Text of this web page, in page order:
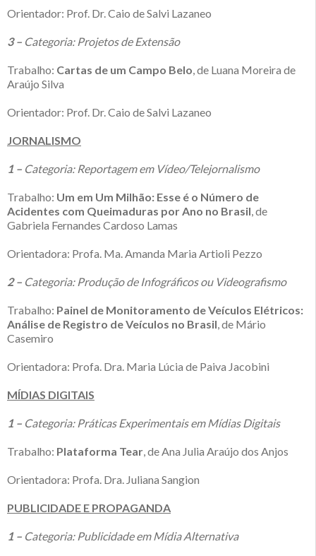
Orientador: Prof. Dr. Caio de Salvi Lazaneo
3 – Categoria: Projetos de Extensão
Trabalho: Cartas de um Campo Belo , de Luana Moreira de
Araújo Silva
Orientador: Prof. Dr. Caio de Salvi Lazaneo
JORNALISMO
1 – Categoria: Reportagem em Vídeo/Telejornalismo
Trabalho: Um em Um Milhão: Esse é o Número de
Acidentes com Queimaduras por Ano no Brasil , de
Gabriela Fernandes Cardoso Lamas
Orientadora: Profa. Ma. Amanda Maria Artioli Pezzo
2 – Categoria: Produção de Infográficos ou Videografismo
Trabalho: Painel de Monitoramento de Veículos Elétricos:
Análise de Registro de Veículos no Brasil , de Mário
Casemiro
Orientadora: Profa. Dra. Maria Lúcia de Paiva Jacobini
MÍDIAS DIGITAIS
1 – Categoria: Práticas Experimentais em Mídias Digitais
Trabalho: Plataforma Tear , de Ana Julia Araújo dos Anjos
Orientadora: Profa. Dra. Juliana Sangion
PUBLICIDADE E PROPAGANDA
1 – Categoria: Publicidade em Mídia Alternativa